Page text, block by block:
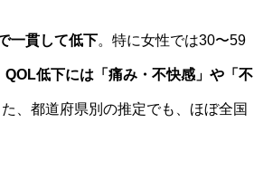
一貫して低下。特に女性では30〜59
QOL低下には「痛み・不快感」や「不
、都道府県別の推定でも、ほぼ全国